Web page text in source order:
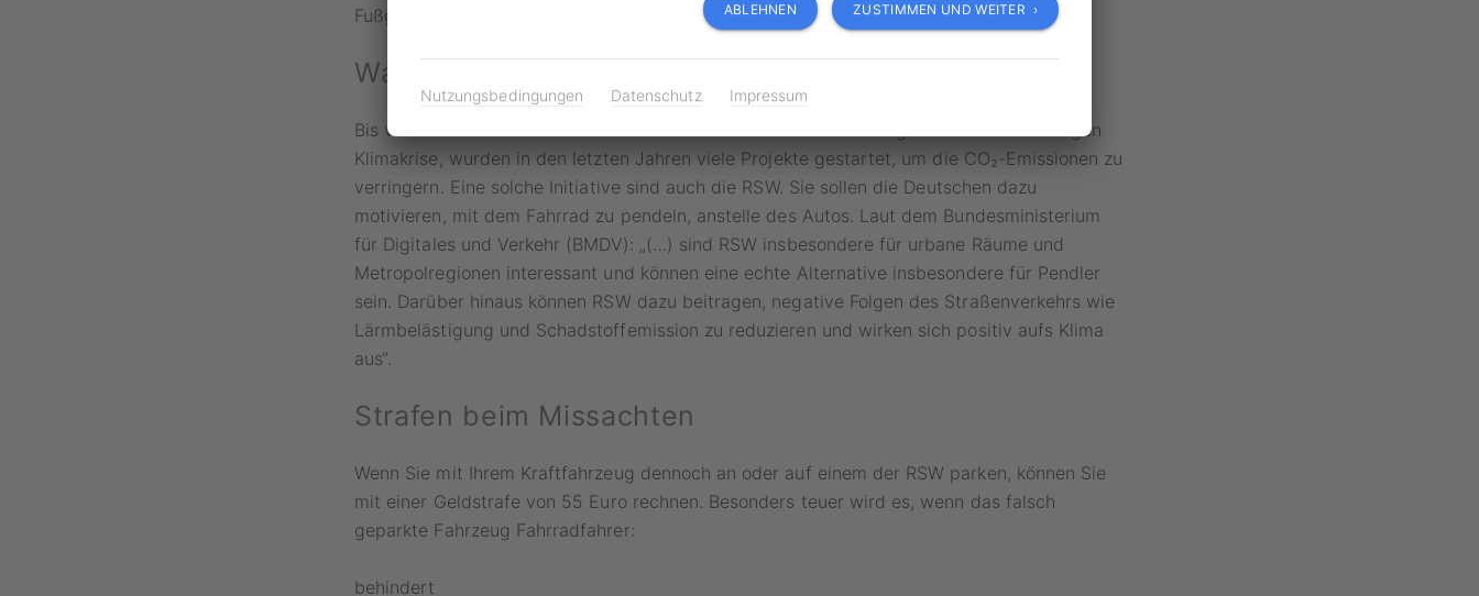
Fußgänger ist das Betreten von RSW tabu.
Was sind Radschnellwege
Bis vor drei Jahren war das RSW-Verkehrszeichen noch nicht nötig. Doch mit der heutigen
Klimakrise, wurden in den letzten Jahren viele Projekte gestartet, um die CO₂-Emissionen zu
verringern. Eine solche Initiative sind auch die RSW. Sie sollen die Deutschen dazu
motivieren, mit dem Fahrrad zu pendeln, anstelle des Autos. Laut dem Bundesministerium
für Digitales und Verkehr (BMDV): „(…) sind RSW insbesondere für urbane Räume und
Metropolregionen interessant und können eine echte Alternative insbesondere für Pendler
sein. Darüber hinaus können RSW dazu beitragen, negative Folgen des Straßenverkehrs wie
Lärmbelästigung und Schadstoffemission zu reduzieren und wirken sich positiv aufs Klima
aus“.
Strafen beim Missachten
Wenn Sie mit Ihrem Kraftfahrzeug dennoch an oder auf einem der RSW parken, können Sie
mit einer Geldstrafe von 55 Euro rechnen. Besonders teuer wird es, wenn das falsch
geparkte Fahrzeug Fahrradfahrer:
behindert
ABLEHNEN ZUSTIMMEN UND WEITER ›
Nutzungsbedingungen Datenschutz Impressum